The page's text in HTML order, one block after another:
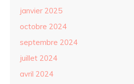
janvier 2025
octobre 2024
septembre 2024
juillet 2024
avril 2024